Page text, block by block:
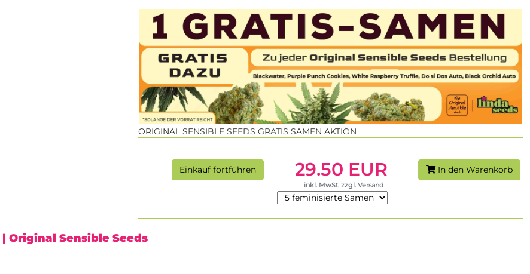
ORIGINAL SENSIBLE SEEDS GRATIS SAMEN AKTION
Einkauf fortführen 29.50 EUR
inkl. MwSt. zzgl. Versand
In den Warenkorb
| Original Sensible Seeds